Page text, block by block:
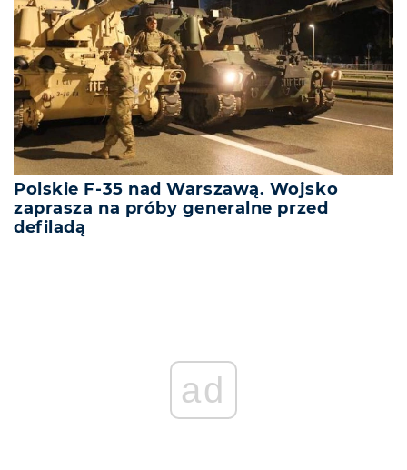
Polskie F-35 nad Warszawą. Wojsko
zaprasza na próby generalne przed
defiladą
ad